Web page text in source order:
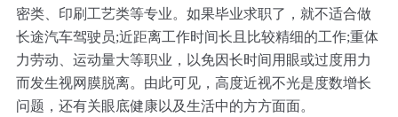
密类、印刷工艺类等专业。如果毕业求职了，就不适合做
长途汽车驾驶员;近距离工作时间长且比较精细的工作;重体
力劳动、运动量大等职业，以免因长时间用眼或过度用力
而发生视网膜脱离。由此可见，高度近视不光是度数增长
问题，还有关眼底健康以及生活中的方方面面。